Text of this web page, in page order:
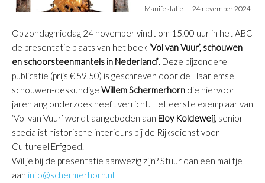
Manifestatie 24 november 2024
Op zondagmiddag 24 november vindt om 15.00 uur in het ABC
de presentatie plaats van het boek ‘Vol van Vuur’, schouwen
en schoorsteenmantels in Nederland’. Deze bijzondere
publicatie (prijs € 59,50) is geschreven door de Haarlemse
schouwen-deskundige Willem Schermerhorn die hiervoor
jarenlang onderzoek heeft verricht. Het eerste exemplaar van
‘Vol van Vuur’ wordt aangeboden aan Eloy Koldeweij, senior
specialist historische interieurs bij de Rijksdienst voor
Cultureel Erfgoed.
Wil je bij de presentatie aanwezig zijn? Stuur dan een mailtje
aan info@schermerhorn.nl